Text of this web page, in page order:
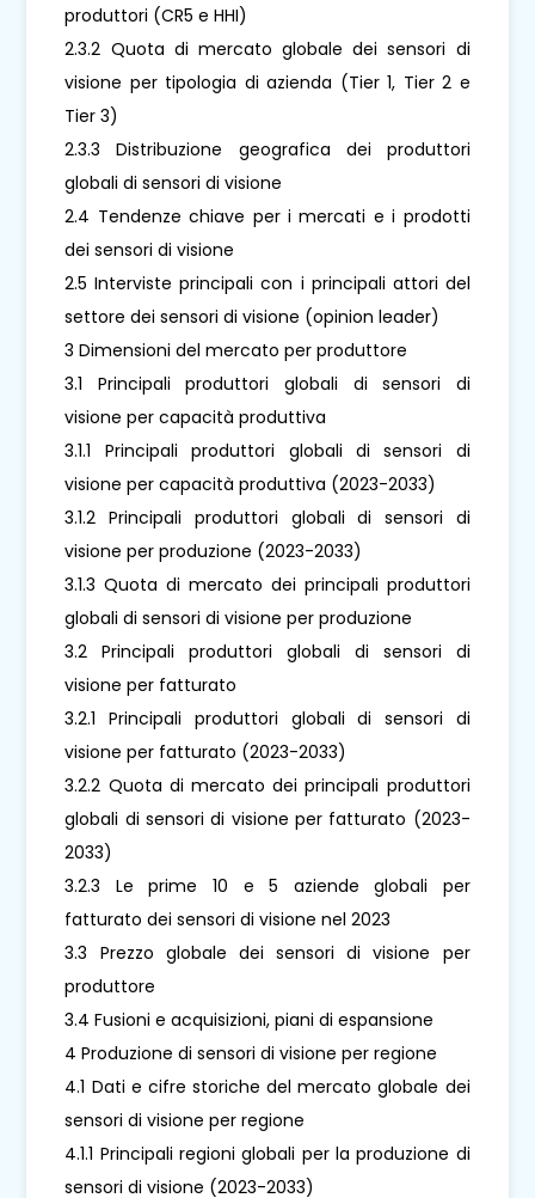
produttori (CR5 e HHI)
2.3.2 Quota di mercato globale dei sensori di
visione per tipologia di azienda (Tier 1, Tier 2 e
Tier 3)
2.3.3 Distribuzione geografica dei produttori
globali di sensori di visione
2.4 Tendenze chiave per i mercati e i prodotti
dei sensori di visione
2.5 Interviste principali con i principali attori del
settore dei sensori di visione (opinion leader)
3 Dimensioni del mercato per produttore
3.1 Principali produttori globali di sensori di
visione per capacità produttiva
3.1.1 Principali produttori globali di sensori di
visione per capacità produttiva (2023-2033)
3.1.2 Principali produttori globali di sensori di
visione per produzione (2023-2033)
3.1.3 Quota di mercato dei principali produttori
globali di sensori di visione per produzione
3.2 Principali produttori globali di sensori di
visione per fatturato
3.2.1 Principali produttori globali di sensori di
visione per fatturato (2023-2033)
3.2.2 Quota di mercato dei principali produttori
globali di sensori di visione per fatturato (2023-
2033)
3.2.3 Le prime 10 e 5 aziende globali per
fatturato dei sensori di visione nel 2023
3.3 Prezzo globale dei sensori di visione per
produttore
3.4 Fusioni e acquisizioni, piani di espansione
4 Produzione di sensori di visione per regione
4.1 Dati e cifre storiche del mercato globale dei
sensori di visione per regione
4.1.1 Principali regioni globali per la produzione di
sensori di visione (2023-2033)